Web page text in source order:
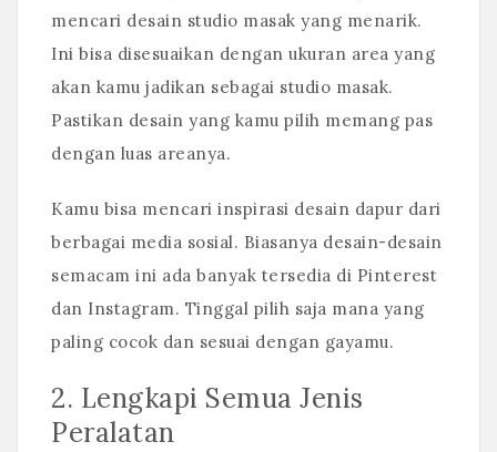
mencari desain studio masak yang menarik.
Ini bisa disesuaikan dengan ukuran area yang
akan kamu jadikan sebagai studio masak.
Pastikan desain yang kamu pilih memang pas
dengan luas areanya.
Kamu bisa mencari inspirasi desain dapur dari
berbagai media sosial. Biasanya desain-desain
semacam ini ada banyak tersedia di Pinterest
dan Instagram. Tinggal pilih saja mana yang
paling cocok dan sesuai dengan gayamu.
2. Lengkapi Semua Jenis
Peralatan